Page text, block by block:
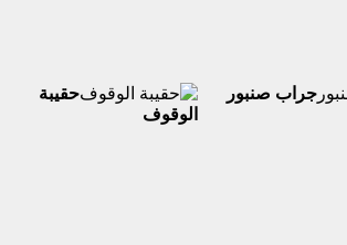
جراب صنبور
حقيبة
الوقوف